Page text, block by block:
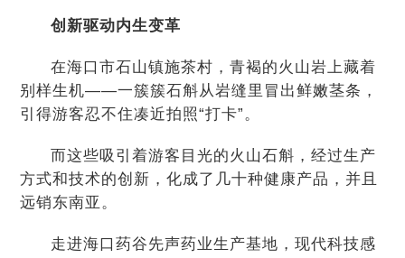
创新驱动内生变革
在海口市石山镇施茶村，青褐的火山岩上藏着
别样生机——一簇簇石斛从岩缝里冒出鲜嫩茎条，
引得游客忍不住凑近拍照“打卡”。
而这些吸引着游客目光的火山石斛，经过生产
方式和技术的创新，化成了几十种健康产品，并且
远销东南亚。
走进海口药谷先声药业生产基地，现代科技感